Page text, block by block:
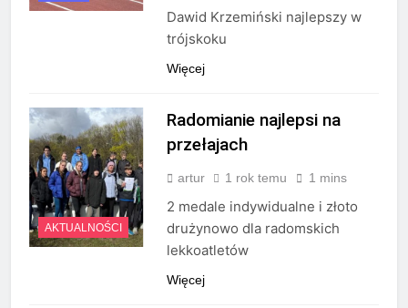
Dawid Krzemiński najlepszy w
trójskoku
Więcej
AKTUALNOŚCI
Radomianie najlepsi na
przełajach
artur 1 rok temu 1 mins
2 medale indywidualne i złoto
drużynowo dla radomskich
lekkoatletów
Więcej